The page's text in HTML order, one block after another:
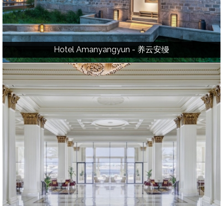
Hotel Amanyangyun - 养云安缦